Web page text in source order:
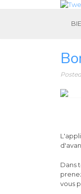
L'appli
Dans
vous